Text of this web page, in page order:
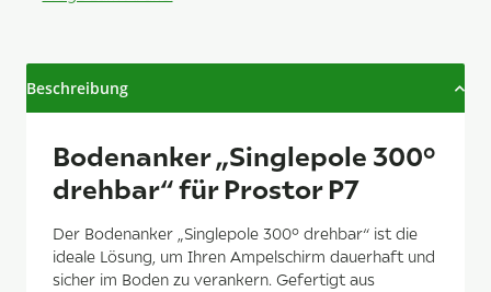
Beschreibung
Bodenanker „Singlepole 300°
drehbar“ für Prostor P7
Der Bodenanker „Singlepole 300° drehbar“ ist die
ideale Lösung, um Ihren Ampelschirm dauerhaft und
sicher im Boden zu verankern. Gefertigt aus